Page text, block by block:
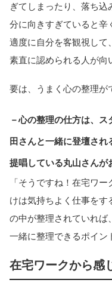
ぎてしまったり、落ち込
分に向きすぎていると辛
適度に自分を客観視して
素直に認められる人が向
要は、うまく心の整理が
－心の整理の仕方は、
田さんと一緒に登壇さ
提唱している丸山さんが
「そうですね！在宅ワ
けは気持ちよく仕事をす
の中が整理されていれば
一緒に整理できるポイン
在宅ワークから感